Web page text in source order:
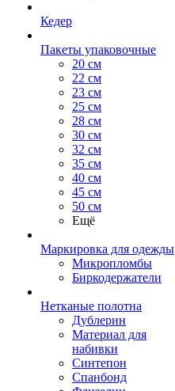
Кедер
Пакеты упаковочные
20 см
22 см
23 см
25 см
28 см
30 см
32 см
35 см
40 см
45 см
50 см
Ещё
Маркировка для одежды
Микропломбы
Биркодержатели
Нетканые полотна
Дублерин
Материал для
набивки
Синтепон
Спанбонд